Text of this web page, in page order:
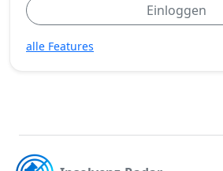
Einloggen
alle Features